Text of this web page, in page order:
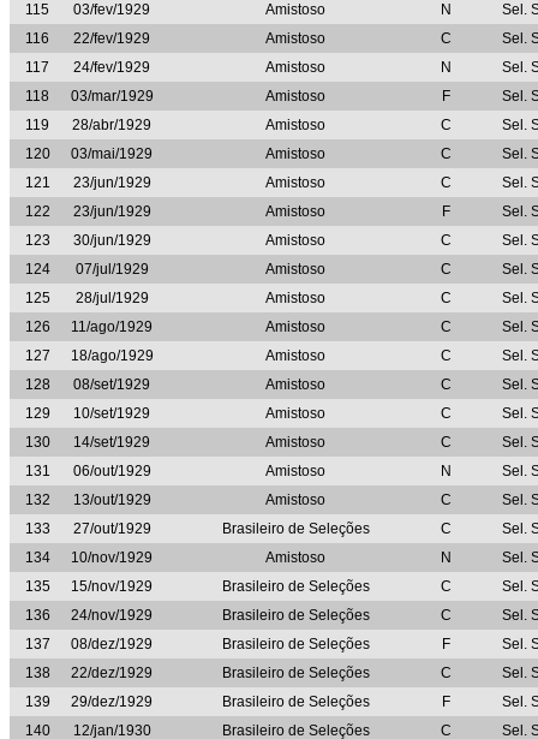
115
03/fev/1929 Amistoso N
Sel.
116
22/fev/1929 Amistoso C
Sel.
117
24/fev/1929 Amistoso N
Sel.
118
03/mar/1929 Amistoso F
Sel.
119
28/abr/1929 Amistoso C
Sel.
120
03/mai/1929 Amistoso C
Sel.
121
23/jun/1929 Amistoso C
Sel.
122
23/jun/1929 Amistoso F
Sel.
123
30/jun/1929 Amistoso C
Sel.
124
07/jul/1929 Amistoso C
Sel.
125
28/jul/1929 Amistoso C
Sel.
126
11/ago/1929 Amistoso C
Sel.
127
18/ago/1929 Amistoso C
Sel.
128
08/set/1929 Amistoso C
Sel.
129
10/set/1929 Amistoso C
Sel.
130
14/set/1929 Amistoso C
Sel.
131
06/out/1929 Amistoso N
Sel.
132
13/out/1929 Amistoso C
Sel.
133
27/out/1929 Brasileiro de Seleções C
Sel.
134
10/nov/1929 Amistoso N
Sel.
135
15/nov/1929 Brasileiro de Seleções C
Sel.
136
24/nov/1929 Brasileiro de Seleções C
Sel.
137
08/dez/1929 Brasileiro de Seleções F
Sel.
138
22/dez/1929 Brasileiro de Seleções C
Sel.
139
29/dez/1929 Brasileiro de Seleções F
Sel.
140
12/jan/1930 Brasileiro de Seleções C Sel.